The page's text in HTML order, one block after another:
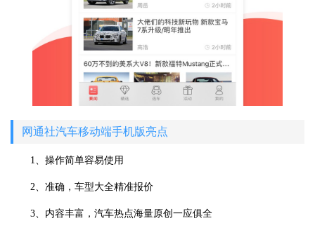
网通社汽车移动端手机版亮点
1、操作简单容易使用
2、准确，车型大全精准报价
3、内容丰富，汽车热点海量原创一应俱全